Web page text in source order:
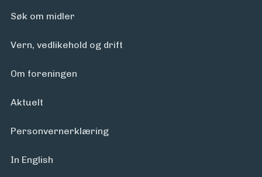
Søk om midler
Vern, vedlikehold og drift
Om foreningen
Aktuelt
Personvern­erklæring
In English